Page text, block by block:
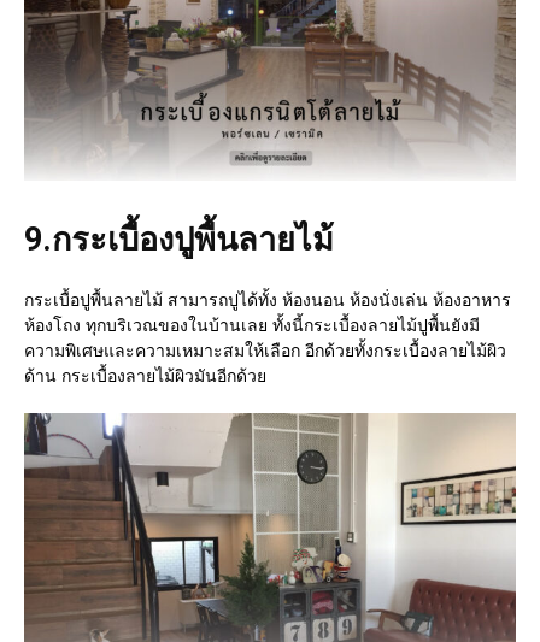
9.กระเบื้องปูพื้นลายไม้
กระเบื้อปูพื้นลายไม้ สามารถปูได้ทั้ง ห้องนอน ห้องนั่งเล่น ห้องอาหาร
ห้องโถง ทุกบริเวณของในบ้านเลย ทั้งนี้กระเบื้องลายไม้ปูพื้นยังมี
ความพิเศษและความเหมาะสมให้เลือก อีกด้วยทั้งกระเบื้องลายไม้ผิว
ด้าน กระเบื้องลายไม้ผิวมันอีกด้วย